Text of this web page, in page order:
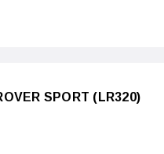
SPORT (LR320)